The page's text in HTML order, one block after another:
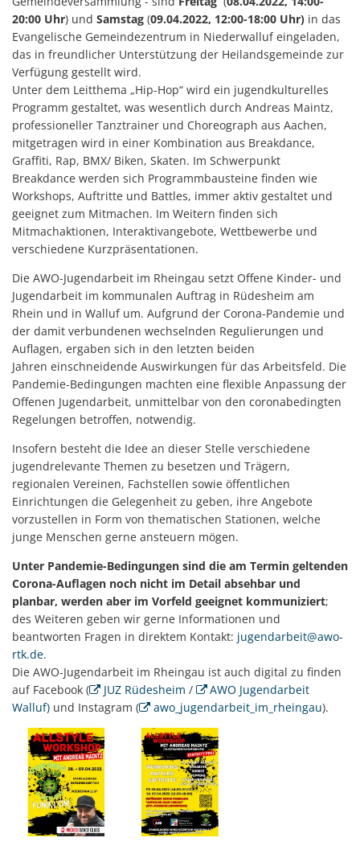
20:00 Uhr) und Samstag (09.04.2022, 12:00-18:00 Uhr) in das
Evangelische Gemeindezentrum in Niederwalluf eingeladen,
das in freundlicher Unterstützung der Heilandsgemeinde zur
Verfügung gestellt wird.
Unter dem Leitthema „Hip-Hop“ wird ein jugendkulturelles
Programm gestaltet, was wesentlich durch Andreas Maintz,
professioneller Tanztrainer und Choreograph aus Aachen,
mitgetragen wird in einer Kombination aus Breakdance,
Graffiti, Rap, BMX/ Biken, Skaten. Im Schwerpunkt
Breakdance werden sich Programmbausteine finden wie
Workshops, Auftritte und Battles, immer aktiv gestaltet und
geeignet zum Mitmachen. Im Weitern finden sich
Mitmachaktionen, Interaktivangebote, Wettbewerbe und
verschiedene Kurzpräsentationen.
Die AWO-Jugendarbeit im Rheingau setzt Offene Kinder- und
Jugendarbeit im kommunalen Auftrag in Rüdesheim am
Rhein und in Walluf um. Aufgrund der Corona-Pandemie und
der damit verbundenen wechselnden Regulierungen und
Auflagen, ergaben sich in den letzten beiden
Jahren einschneidende Auswirkungen für das Arbeitsfeld. Die
Pandemie-Bedingungen machten eine flexible Anpassung der
Offenen Jugendarbeit, unmittelbar von den coronabedingten
Regelungen betroffen, notwendig.
Insofern besteht die Idee an dieser Stelle verschiedene
jugendrelevante Themen zu besetzen und Trägern,
regionalen Vereinen, Fachstellen sowie öffentlichen
Einrichtungen die Gelegenheit zu geben, ihre Angebote
vorzustellen in Form von thematischen Stationen, welche
junge Menschen gerne ansteuern mögen.
Unter Pandemie-Bedingungen sind die am Termin geltenden
Corona-Auflagen noch nicht im Detail absehbar und
planbar, werden aber im Vorfeld geeignet kommuniziert;
des Weiteren geben wir gerne Informationen und
beantworten Fragen in direktem Kontakt: jugendarbeit@awo-
rtk.de.
Die AWO-Jugendarbeit im Rheingau ist auch digital zu finden
auf Facebook (
JUZ Rüdesheim /
AWO Jugendarbeit
Walluf) und Instagram ( awo_jugendarbeit_im_rheingau).